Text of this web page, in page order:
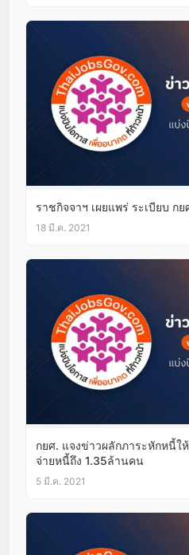
ราชกิจจาฯ เผยแพร่ ระเบียบ ก
18 มี.ค. 2021
กยศ. แจงข่าวผลักภาระหักหนี้
จ่ายหนี้ถึง 1.35ล้านคน
5 มี.ค. 2021